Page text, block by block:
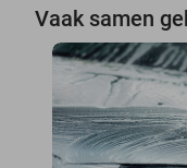
Vaak samen